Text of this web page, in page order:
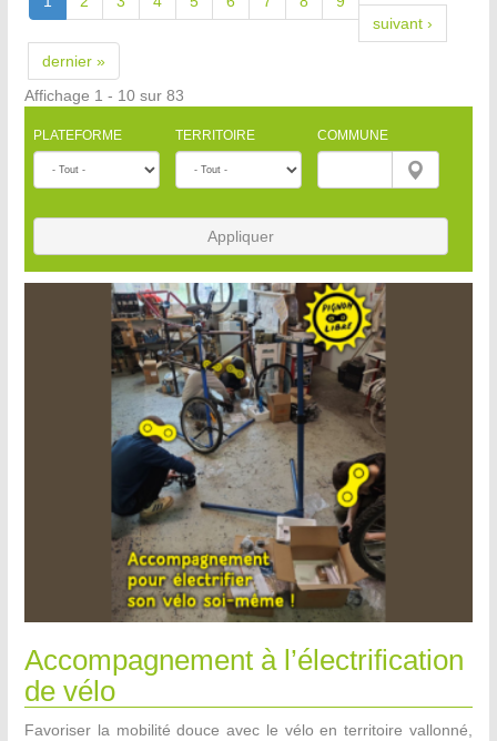
suivant ›
dernier »
Affichage 1 - 10 sur 83
PLATEFORME TERRITOIRE COMMUNE
Appliquer
Accompagnement à l’électrification
de vélo
Favoriser la mobilité douce avec le vélo en territoire vallonné,